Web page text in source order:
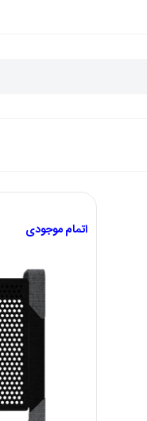
اتمام موجودی